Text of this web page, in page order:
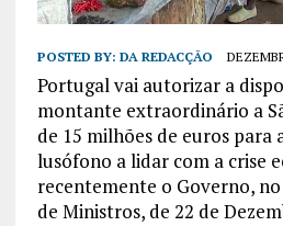
POSTED BY: DA REDACÇÃO
Portugal vai autorizar a
montante extraordinário a
de 15 milhões de euros para
lusófono a lidar com a crise
recentemente o Governo,
de Ministros, de 22 de